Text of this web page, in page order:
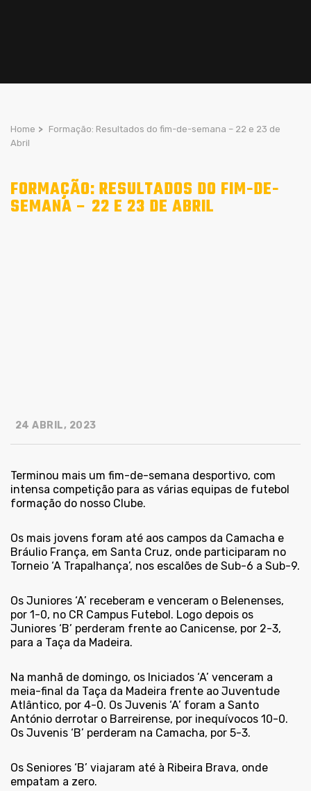
Home > Formação: Resultados do fim-de-semana – 22 e 23 de
Abril
FORMAÇÃO: RESULTADOS DO FIM-DE-
SEMANA – 22 E 23 DE ABRIL
24 ABRIL, 2023
Terminou mais um fim-de-semana desportivo, com
intensa competição para as várias equipas de futebol
formação do nosso Clube.
Os mais jovens foram até aos campos da Camacha e
Bráulio França, em Santa Cruz, onde participaram no
Torneio ‘A Trapalhança’, nos escalões de Sub-6 a Sub-9.
Os Juniores ‘A’ receberam e venceram o Belenenses,
por 1-0, no CR Campus Futebol. Logo depois os
Juniores ‘B’ perderam frente ao Canicense, por 2-3,
para a Taça da Madeira.
Na manhã de domingo, os Iniciados ‘A’ venceram a
meia-final da Taça da Madeira frente ao Juventude
Atlântico, por 4-0. Os Juvenis ‘A’ foram a Santo
António derrotar o Barreirense, por inequívocos 10-0.
Os Juvenis ‘B’ perderam na Camacha, por 5-3.
Os Seniores ‘B’ viajaram até à Ribeira Brava, onde
empatam a zero.